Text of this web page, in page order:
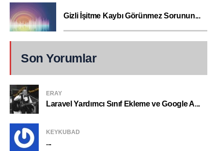
Gizli İşitme Kaybı Görünmez Sorunun...
Son Yorumlar
ERAY
Laravel Yardımcı Sınıf Ekleme ve Google A...
KEYKUBAD
...